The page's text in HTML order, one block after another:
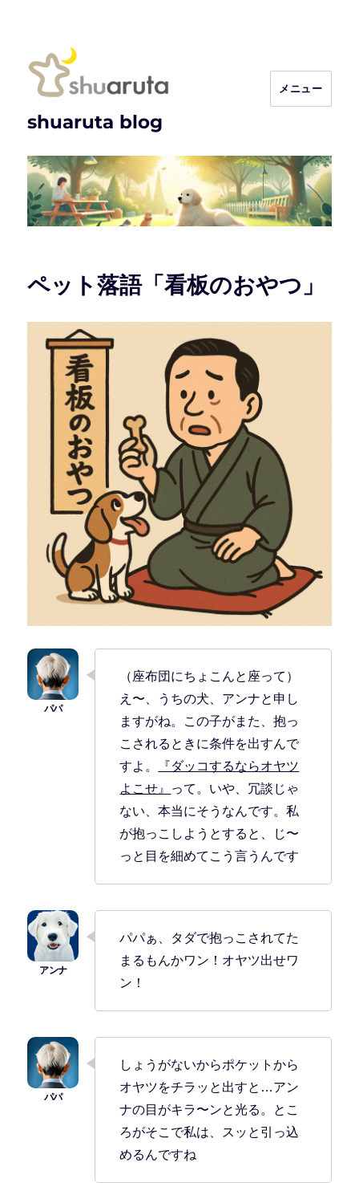
shuaruta blog
メニュー
ペット落語「看板のおやつ」
（座布団にちょこんと座って）
え〜、うちの犬、アンナと申し
ますがね。この子がまた、抱っ
こされるときに条件を出すんで
すよ。
『ダッコするならオヤツ
よこせ』 って。いや、冗談じゃ
ない、本当にそうなんです。私
が抱っこしようとすると、じ〜
っと目を細めてこう言うんです
パパぁ、タダで抱っこされてた
まるもんかワン！オヤツ出せワ
ン！
しょうがないからポケットから
オヤツをチラッと出すと…アン
ナの目がキラ〜ンと光る。とこ
ろがそこで私は、スッと引っ込
めるんですね